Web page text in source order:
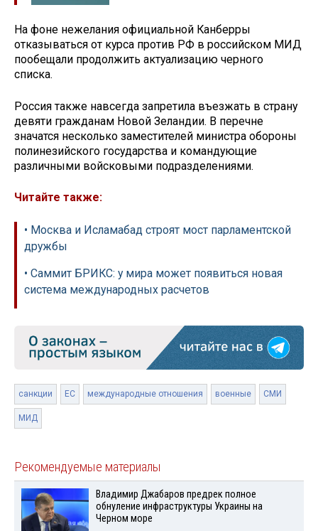
На фоне нежелания официальной Канберры
отказываться от курса против РФ в российском МИД
пообещали продолжить актуализацию черного
списка.
Россия также навсегда запретила въезжать в страну
девяти гражданам Новой Зеландии. В перечне
значатся несколько заместителей министра обороны
полинезийского государства и командующие
различными войсковыми подразделениями.
Читайте также:
• Москва и Исламабад строят мост парламентской
дружбы
• Саммит БРИКС: у мира может появиться новая
система международных расчетов
санкции ЕС международные отношения военные СМИ
МИД
Рекомендуемые материалы
Владимир Джабаров предрек полное
обнуление инфраструктуры Украины на
Черном море